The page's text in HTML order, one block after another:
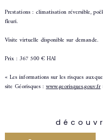
Prestations : climatisation réversible,
fleuri.
Visite virtuelle disponible sur demande.
Prix : 367 500 € HAI
« Les informations sur les risques
site Géorisques : www.georisques.gouv.fr